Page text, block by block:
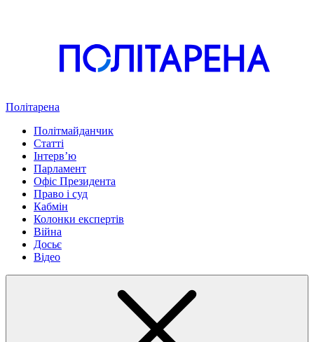
Політарена
Політмайданчик
Статті
Інтервʼю
Парламент
Офіс Президента
Право і суд
Кабмін
Колонки експертів
Війна
Досьє
Відео